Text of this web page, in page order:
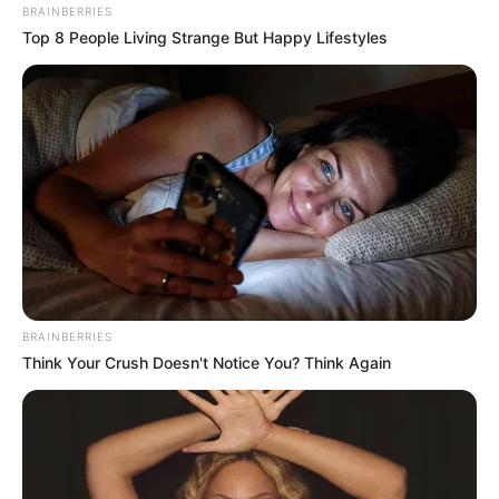
Anti Mainstream, 10 Cara
Membawa Barang Belanjaan
Versi Warga Thailand
Langka Banget! 10 Pose Lucu
Katak yang Bikin Ketawa
Gemes
BRAINBERRIES
Top 8 People Living Strange But Happy Lifestyles
BRAINBERRIES
Think Your Crush Doesn't Notice You? Think Again